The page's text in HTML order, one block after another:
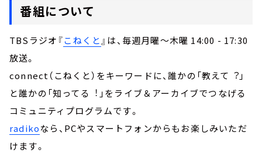
番組について
TBSラジオ『こねくと 』は、毎週月曜～木曜 14:00 - 17:30
放送。
connect（こねくと）をキーワードに、誰かの「教えて︖」
と誰かの「知ってる︕」をライブ＆アーカイブでつなげる
コミュニティプログラムです。
radikoなら、PCやスマートフォンからもお楽しみいただ
けます。